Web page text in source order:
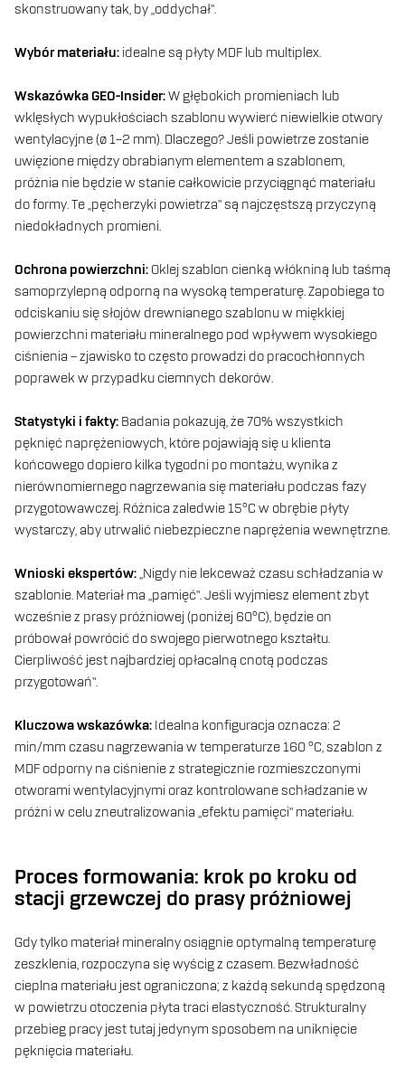
skonstruowany tak, by „oddychał”.
Wybór materiału: idealne są płyty MDF lub multiplex.
Wskazówka GEO-Insider:W głębokich promieniach lub
wklęsłych wypukłościach szablonu wywierć niewielkie otwory
wentylacyjne (ø 1–2 mm). Dlaczego? Jeśli powietrze zostanie
uwięzione między obrabianym elementem a szablonem,
próżnia nie będzie w stanie całkowicie przyciągnąć materiału
do formy. Te „pęcherzyki powietrza” są najczęstszą przyczyną
niedokładnych promieni.
Ochrona powierzchni: Oklej szablon cienką włókniną lub taśmą
samoprzylepną odporną na wysoką temperaturę. Zapobiega to
odciskaniu się słojów drewnianego szablonu w miękkiej
powierzchni materiału mineralnego pod wpływem wysokiego
ciśnienia – zjawisko to często prowadzi do pracochłonnych
poprawek w przypadku ciemnych dekorów.
Statystyki i fakty: Badania pokazują, że 70% wszystkich
pęknięć naprężeniowych, które pojawiają się u klienta
końcowego dopiero kilka tygodni po montażu, wynika z
nierównomiernego nagrzewania się materiału podczas fazy
przygotowawczej. Różnica zaledwie 15°C w obrębie płyty
wystarczy, aby utrwalić niebezpieczne naprężenia wewnętrzne.
Wnioski ekspertów:„Nigdy nie lekceważ czasu schładzania w
szablonie. Materiał ma „pamięć”. Jeśli wyjmiesz element zbyt
wcześnie z prasy próżniowej (poniżej 60°C), będzie on
próbował powrócić do swojego pierwotnego kształtu.
Cierpliwość jest najbardziej opłacalną cnotą podczas
przygotowań”.
Kluczowa wskazówka: Idealna konfiguracja oznacza: 2
min/mm czasu nagrzewania w temperaturze 160 °C, szablon z
MDF odporny na ciśnienie z strategicznie rozmieszczonymi
otworami wentylacyjnymi oraz kontrolowane schładzanie w
próżni w celu zneutralizowania „efektu pamięci” materiału.
Proces formowania: krok po kroku od
stacji grzewczej do prasy próżniowej
Gdy tylko materiał mineralny osiągnie optymalną temperaturę
zeszklenia, rozpoczyna się wyścig z czasem. Bezwładność
cieplna materiału jest ograniczona; z każdą sekundą spędzoną
w powietrzu otoczenia płyta traci elastyczność. Strukturalny
przebieg pracy jest tutaj jedynym sposobem na uniknięcie
pęknięcia materiału.